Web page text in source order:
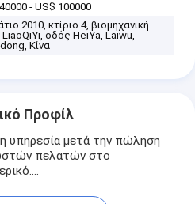
- US$ 100000
2010, κτίριο 4, βιομηχανική
οδός HeiYa, Laiwu,
Κίνα
Προφίλ
υπηρεσία μετά την πώληση
πελατών στο